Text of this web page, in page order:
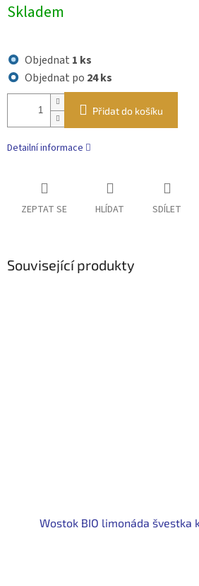
Skladem
Objednat 1 ks
Objednat po 24 ks
Přidat do košíku
Detailní informace
ZEPTAT SE HLÍDAT SDÍLET
Související produkty
Wostok BIO limonáda švestka